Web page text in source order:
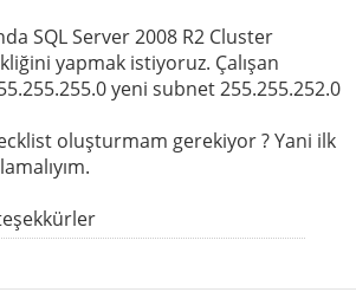
SQL Server 2008 R2 Cluster
yapmak istiyoruz. Çalışan
yeni subnet 255.255.252.0
oluşturmam gerekiyor ? Yani ilk